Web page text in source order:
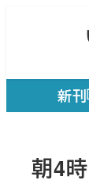
ン
新刊
朝4